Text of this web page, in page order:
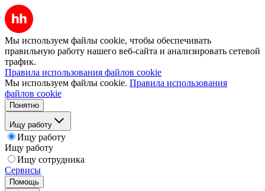
Мы используем файлы cookie, чтобы обеспечивать
правильную работу нашего веб-сайта и анализировать сетевой
трафик.
Правила использования файлов cookie
Мы используем файлы cookie. Правила использования
файлов cookie
Понятно
Ищу работу
Ищу работу
Ищу работу
Ищу сотрудника
Сервисы
Помощь